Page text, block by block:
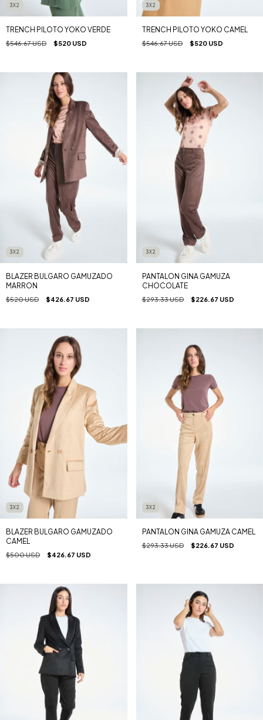
3X2
TRENCH PILOTO YOKO VERDE
$546.67 USD $520 USD
3X2
TRENCH PILOTO YOKO CAMEL
$546.67 USD $520 USD
3X2
BLAZER BULGARO GAMUZADO
MARRON
$520 USD $426.67 USD
3X2
PANTALON GINA GAMUZA
CHOCOLATE
$293.33 USD $226.67 USD
3X2
BLAZER BULGARO GAMUZADO
CAMEL
$500 USD $426.67 USD
3X2
PANTALON GINA GAMUZA CAMEL
$293.33 USD $226.67 USD